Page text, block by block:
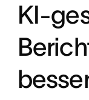
KI-